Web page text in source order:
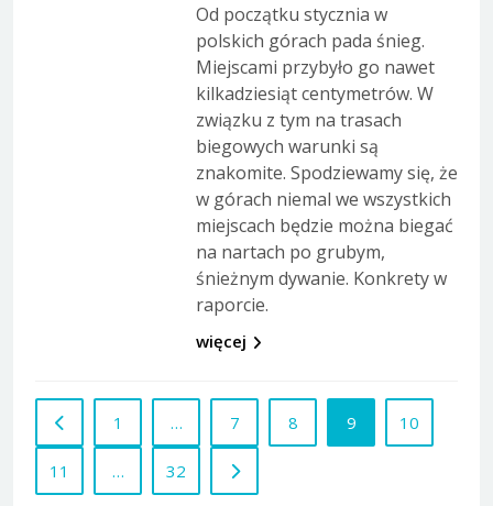
Od początku stycznia w
polskich górach pada śnieg.
Miejscami przybyło go nawet
kilkadziesiąt centymetrów. W
związku z tym na trasach
biegowych warunki są
znakomite. Spodziewamy się, że
w górach niemal we wszystkich
miejscach będzie można biegać
na nartach po grubym,
śnieżnym dywanie. Konkrety w
raporcie.
więcej
1 … 7 8 9 10
11 … 32